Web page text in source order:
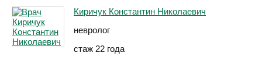
Киричук Константин Николаевич
невролог
стаж 22 года